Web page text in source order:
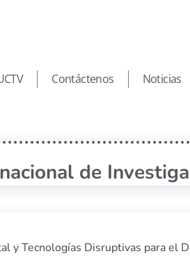
Contáctenos Noticias
de
y Tecnologías Disruptivas para el